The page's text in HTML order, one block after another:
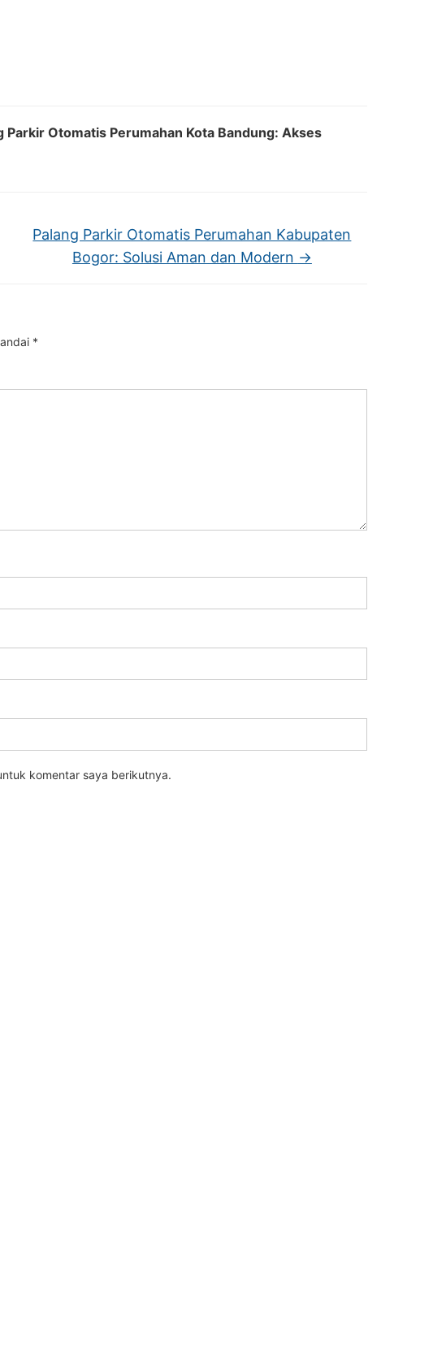
Parkir Otomatis Perumahan Kota Bandung: Akses
Palang Parkir Otomatis Perumahan Kabupaten
Bogor: Solusi Aman dan Modern →
*
komentar saya berikutnya.